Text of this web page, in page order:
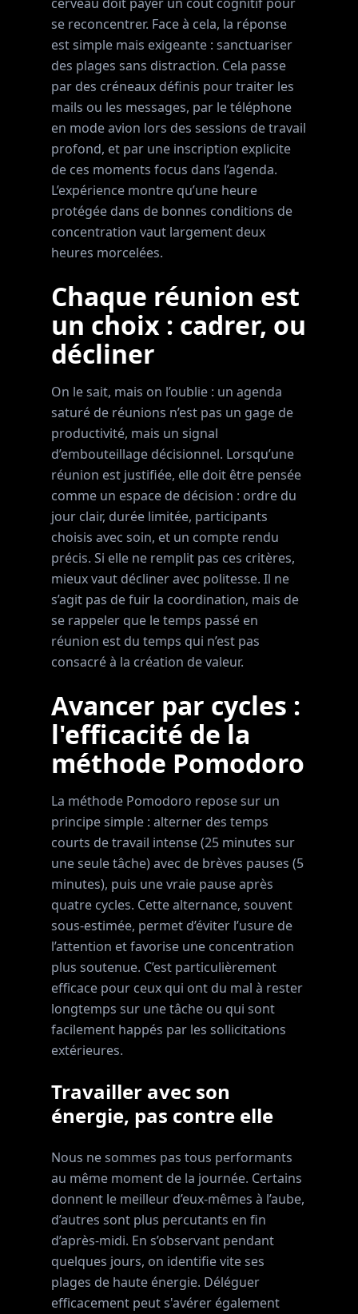
se reconcentrer. Face à cela, la réponse
est simple mais exigeante : sanctuariser
des plages sans distraction. Cela passe
par des créneaux définis pour traiter les
mails ou les messages, par le téléphone
en mode avion lors des sessions de travail
profond, et par une inscription explicite
de ces moments focus dans l’agenda.
L’expérience montre qu’une heure
protégée dans de bonnes conditions de
concentration vaut largement deux
heures morcelées.
Chaque réunion est
un choix : cadrer, ou
décliner
On le sait, mais on l’oublie : un agenda
saturé de réunions n’est pas un gage de
productivité, mais un signal
d’embouteillage décisionnel. Lorsqu’une
réunion est justifiée, elle doit être pensée
comme un espace de décision : ordre du
jour clair, durée limitée, participants
choisis avec soin, et un compte rendu
précis. Si elle ne remplit pas ces critères,
mieux vaut décliner avec politesse. Il ne
s’agit pas de fuir la coordination, mais de
se rappeler que le temps passé en
réunion est du temps qui n’est pas
consacré à la création de valeur.
Avancer par cycles :
l'efficacité de la
méthode Pomodoro
La méthode Pomodoro repose sur un
principe simple : alterner des temps
courts de travail intense (25 minutes sur
une seule tâche) avec de brèves pauses (5
minutes), puis une vraie pause après
quatre cycles. Cette alternance, souvent
sous-estimée, permet d’éviter l’usure de
l’attention et favorise une concentration
plus soutenue. C’est particulièrement
efficace pour ceux qui ont du mal à rester
longtemps sur une tâche ou qui sont
facilement happés par les sollicitations
extérieures.
Travailler avec son
énergie, pas contre elle
Nous ne sommes pas tous performants
au même moment de la journée. Certains
donnent le meilleur d’eux-mêmes à l’aube,
d’autres sont plus percutants en fin
d’après-midi. En s’observant pendant
quelques jours, on identifie vite ses
plages de haute énergie. Déléguer
efficacement peut s'avérer également